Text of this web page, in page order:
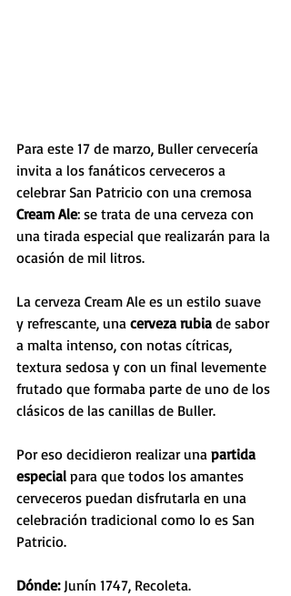
Para este 17 de marzo, Buller cervecería
invita a los fanáticos cerveceros a
celebrar San Patricio con una cremosa
Cream Ale: se trata de una cerveza con
una tirada especial que realizarán para la
ocasión de mil litros.
La cerveza Cream Ale es un estilo suave
y refrescante, una cerveza rubia de sabor
a malta intenso, con notas cítricas,
textura sedosa y con un final levemente
frutado que formaba parte de uno de los
clásicos de las canillas de Buller.
Por eso decidieron realizar una partida
especial para que todos los amantes
cerveceros puedan disfrutarla en una
celebración tradicional como lo es San
Patricio.
Dónde: Junín 1747, Recoleta.